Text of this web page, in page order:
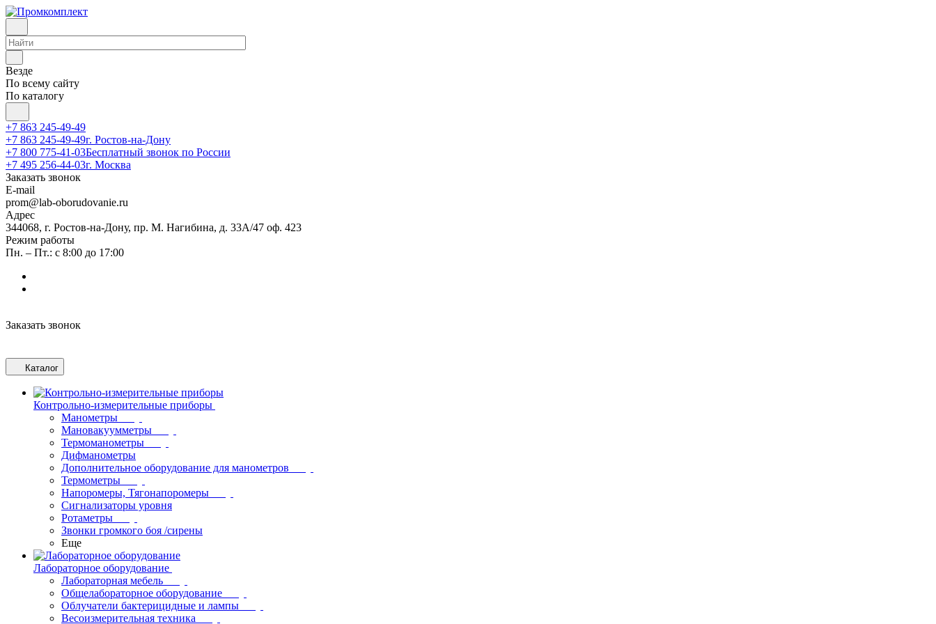
Везде
По всему сайту
По каталогу
+7 863 245-49-49
+7 863 245-49-49г. Ростов-на-Дону
+7 800 775-41-03Бесплатный звонок по России
+7 495 256-44-03г. Москва
Заказать звонок
E-mail
prom@lab-oborudovanie.ru
Адрес
344068, г. Ростов-на-Дону, пр. М. Нагибина, д. 33А/47 оф. 423
Режим работы
Пн. – Пт.: с 8:00 до 17:00
Заказать звонок
Каталог
Контрольно-измерительные приборы
Манометры
Мановакуумметры
Термоманометры
Дифманометры
Дополнительное оборудование для манометров
Термометры
Напоромеры, Тягонапоромеры
Сигнализаторы уровня
Ротаметры
Звонки громкого боя /сирены
Еще
Лабораторное оборудование
Лабораторная мебель
Общелабораторное оборудование
Облучатели бактерицидные и лампы
Весоизмерительная техника